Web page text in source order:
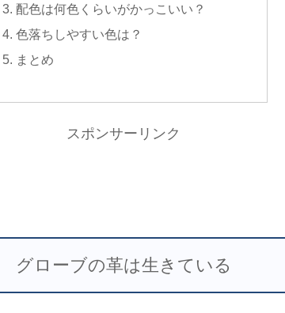
配色は何色くらいがかっこいい？
色落ちしやすい色は？
まとめ
スポンサーリンク
グローブの革は生きている